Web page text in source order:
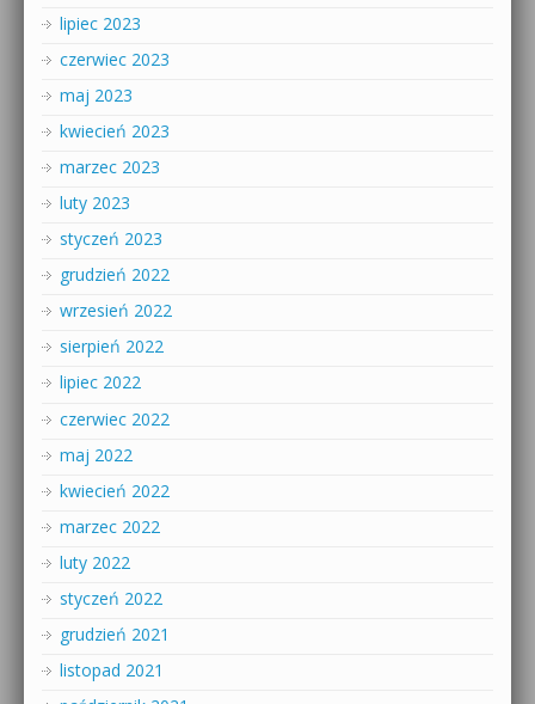
lipiec 2023
czerwiec 2023
maj 2023
kwiecień 2023
marzec 2023
luty 2023
styczeń 2023
grudzień 2022
wrzesień 2022
sierpień 2022
lipiec 2022
czerwiec 2022
maj 2022
kwiecień 2022
marzec 2022
luty 2022
styczeń 2022
grudzień 2021
listopad 2021